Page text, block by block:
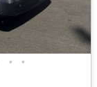
• •